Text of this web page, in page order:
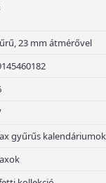
23 mm átmérővel
gyűrűs kalendáriumok